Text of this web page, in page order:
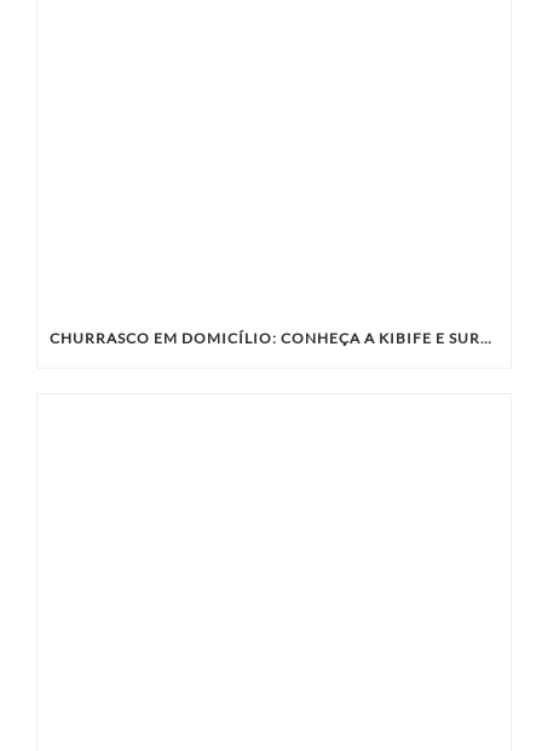
CHURRASCO EM DOMICÍLIO: CONHEÇA A KIBIFE E SURPREENDA SEUS CONVIDADOS